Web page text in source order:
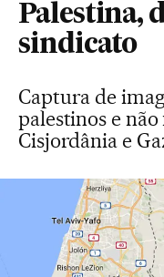
Palestina,
sindicato
Captura de
palestinos e
Cisjordânia e